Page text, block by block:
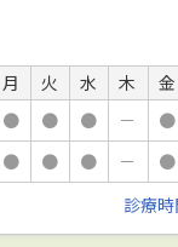
月 火 水 木 金
● ● ● － ●
● ● ● － ●
診療